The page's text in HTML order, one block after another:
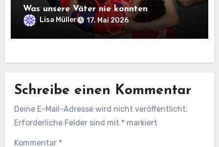
Was unsere Väter nie konnten
Lisa Müller 17. Mai 2026
Schreibe einen Kommentar
Deine E-Mail-Adresse wird nicht veröffentlicht.
Erforderliche Felder sind mit * markiert
Kommentar *